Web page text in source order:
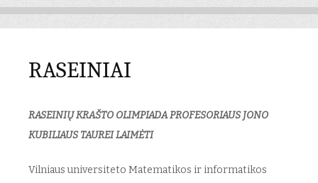
Skip
to
RASEINIAI
RASEINIŲ KRAŠTO OLIMPIADA PROFESORIAUS JONO
KUBILIAUS TAUREI LAIMĖTI
Vilniaus universiteto Matematikos ir informatikos